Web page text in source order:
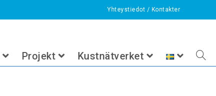
Yhteystiedot / Kontakter
Projekt Kustnätverket